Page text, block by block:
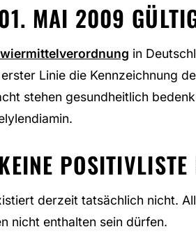
MAI 2009
in
Linie die Kennzeichnung
stehen gesundheitlich
POSITIVLISTE
derzeit tatsächlich nicht.
nicht enthalten sein dürfen.